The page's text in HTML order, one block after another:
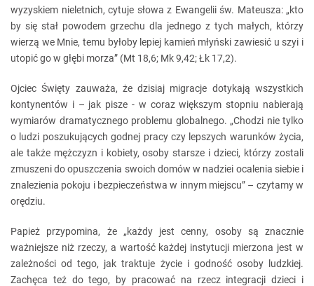
wyzyskiem nieletnich, cytuje słowa z Ewangelii św. Mateusza: „kto
by się stał powodem grzechu dla jednego z tych małych, którzy
wierzą we Mnie, temu byłoby lepiej kamień młyński zawiesić u szyi i
utopić go w głębi morza” (Mt 18,6; Mk 9,42; Łk 17,2).
Ojciec Święty zauważa, że dzisiaj migracje dotykają wszystkich
kontynentów i – jak pisze - w coraz większym stopniu nabierają
wymiarów dramatycznego problemu globalnego. „Chodzi nie tylko
o ludzi poszukujących godnej pracy czy lepszych warunków życia,
ale także mężczyzn i kobiety, osoby starsze i dzieci, którzy zostali
zmuszeni do opuszczenia swoich domów w nadziei ocalenia siebie i
znalezienia pokoju i bezpieczeństwa w innym miejscu” – czytamy w
orędziu.
Papież przypomina, że „każdy jest cenny, osoby są znacznie
ważniejsze niż rzeczy, a wartość każdej instytucji mierzona jest w
zależności od tego, jak traktuje życie i godność osoby ludzkiej.
Zachęca też do tego, by pracować na rzecz integracji dzieci i